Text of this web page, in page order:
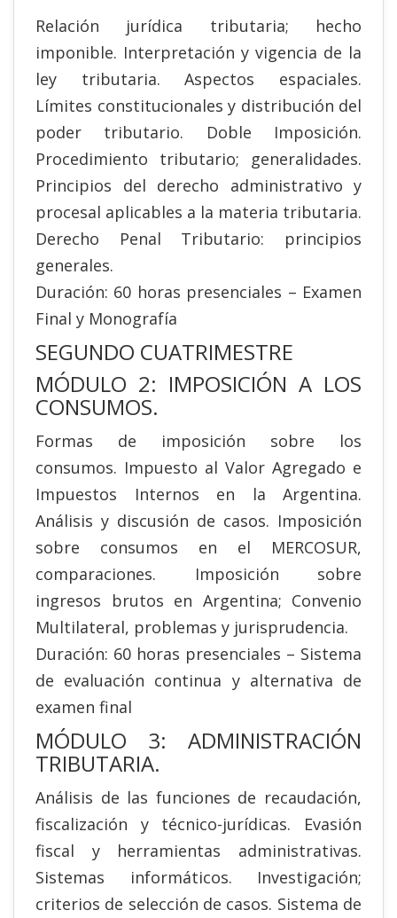
Relación jurídica tributaria; hecho
imponible. Interpretación y vigencia de la
ley tributaria. Aspectos espaciales.
Límites constitucionales y distribución del
poder tributario. Doble Imposición.
Procedimiento tributario; generalidades.
Principios del derecho administrativo y
procesal aplicables a la materia tributaria.
Derecho Penal Tributario: principios
generales.
Duración: 60 horas presenciales – Examen
Final y Monografía
SEGUNDO CUATRIMESTRE
MÓDULO 2: IMPOSICIÓN A LOS
CONSUMOS.
Formas de imposición sobre los
consumos. Impuesto al Valor Agregado e
Impuestos Internos en la Argentina.
Análisis y discusión de casos. Imposición
sobre consumos en el MERCOSUR,
comparaciones. Imposición sobre
ingresos brutos en Argentina; Convenio
Multilateral, problemas y jurisprudencia.
Duración: 60 horas presenciales – Sistema
de evaluación continua y alternativa de
examen final
MÓDULO 3: ADMINISTRACIÓN
TRIBUTARIA.
Análisis de las funciones de recaudación,
fiscalización y técnico-jurídicas. Evasión
fiscal y herramientas administrativas.
Sistemas informáticos. Investigación;
criterios de selección de casos. Sistema de